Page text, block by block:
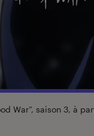
War”, saison 3, à